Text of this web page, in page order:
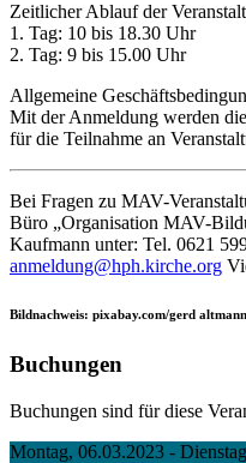
Zeitlicher Ablauf der
1. Tag: 10 bis 18.30 Uhr
2. Tag: 9 bis 15.00 Uhr
Allgemeine
Mit der Anmeldung werden
für die Teilnahme an
Bei Fragen zu MAV-
Büro „Organisation MAV-
Kaufmann unter: Tel. 0621
anmeldung@hph.kirche.org
Bildnachweis: pixabay.com/gerd altmann
Buchungen
Buchungen sind für diese
Montag, 06.03.2023 -